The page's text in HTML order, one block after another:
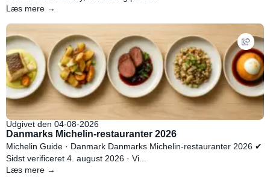
Læs mere →
Udgivet den 04-08-2026
Danmarks Michelin-restauranter 2026
Michelin Guide · Danmark Danmarks Michelin-restauranter 2026 ✔
Sidst verificeret 4. august 2026 · Vi...
Læs mere →